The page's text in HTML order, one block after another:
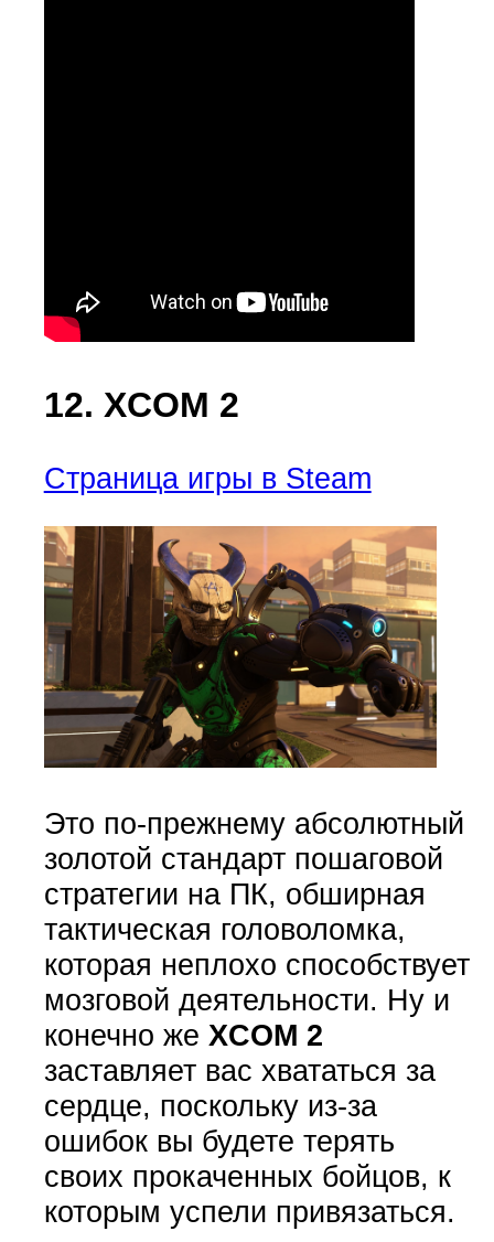
12. XCOM 2
Страница игры в Steam
Это по-прежнему абсолютный
золотой стандарт пошаговой
стратегии на ПК, обширная
тактическая головоломка,
которая неплохо способствует
мозговой деятельности. Ну и
конечно же XCOM 2
заставляет вас хвататься за
сердце, поскольку из-за
ошибок вы будете терять
своих прокаченных бойцов, к
которым успели привязаться.